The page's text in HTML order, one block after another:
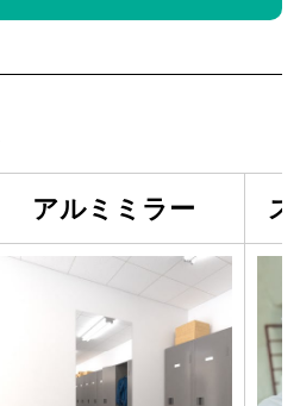
アルミミラー